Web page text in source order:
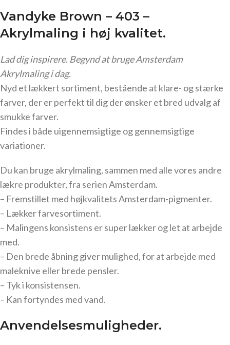
Vandyke Brown – 403 –
Akrylmaling i høj kvalitet.
Lad dig inspirere. Begynd at bruge Amsterdam
Akrylmaling i dag.
Nyd et lækkert sortiment, bestående at klare- og stærke
farver, der er perfekt til dig der ønsker et bred udvalg af
smukke farver.
Findes i både uigennemsigtige og gennemsigtige
variationer.
Du kan bruge akrylmaling, sammen med alle vores andre
lækre produkter, fra serien Amsterdam.
– Fremstillet med højkvalitets Amsterdam-pigmenter.
– Lækker farvesortiment.
– Malingens konsistens er super lækker og let at arbejde
med.
– Den brede åbning giver mulighed, for at arbejde med
maleknive eller brede pensler.
– Tyk i konsistensen.
– Kan fortyndes med vand.
Anvendelsesmuligheder.